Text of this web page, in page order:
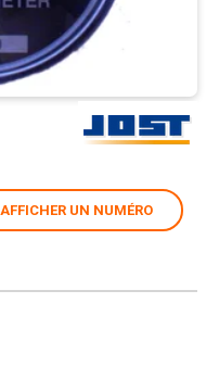
AFFICHER UN NUMÉRO